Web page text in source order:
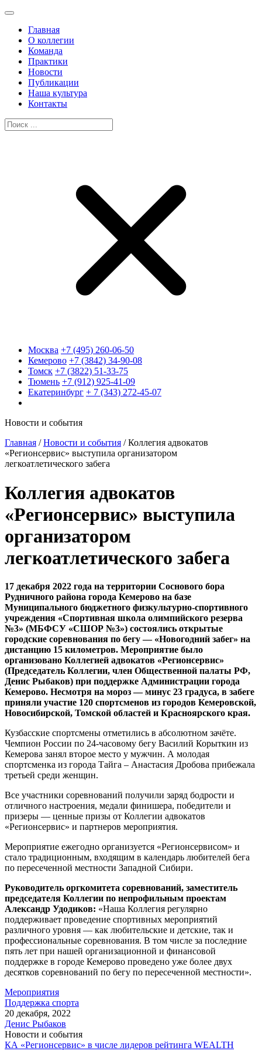
Главная
О коллегии
Команда
Практики
Новости
Публикации
Наша культура
Контакты
Москва +7 (495) 260-06-50
Кемерово +7 (3842) 34-90-08
Томск +7 (3822) 51-33-75
Тюмень +7 (912) 925-41-09
Екатеринбург + 7 (343) 272-45-07
Новости и события
Главная /Новости и события /Коллегия адвокатов
«Регионсервис» выступила организатором
легкоатлетического забега
Коллегия адвокатов
«Регионсервис» выступила
организатором
легкоатлетического забега
17 декабря 2022 года на территории Соснового бора
Рудничного района города Кемерово на базе
Муниципального бюджетного физкультурно-спортивного
учреждения «Спортивная школа олимпийского резерва
№3» (МБФСУ «СШОР №3») состоялись открытые
городские соревнования по бегу — «Новогодний забег» на
дистанцию 15 километров. Мероприятие было
организовано Коллегией адвокатов «Регионсервис»
(Председатель Коллегии, член Общественной палаты РФ,
Денис Рыбаков) при поддержке Администрации города
Кемерово. Несмотря на мороз — минус 23 градуса, в забеге
приняли участие 120 спортсменов из городов Кемеровской,
Новосибирской, Томской областей и Красноярского края.
Кузбасские спортсмены отметились в абсолютном зачёте.
Чемпион России по 24-часовому бегу Василий Корыткин из
Кемерова занял второе место у мужчин. А молодая
спортсменка из города Тайга – Анастасия Дробова прибежала
третьей среди женщин.
Все участники соревнований получили заряд бодрости и
отличного настроения, медали финишера, победители и
призеры — ценные призы от Коллегии адвокатов
«Регионсервис» и партнеров мероприятия.
Мероприятие ежегодно организуется «Регионсервисом» и
стало традиционным, входящим в календарь любителей бега
по пересеченной местности Западной Сибири.
Руководитель оргкомитета соревнований, заместитель
председателя Коллегии по непрофильным проектам
Александр Удодиков: «Наша Коллегия регулярно
поддерживает проведение спортивных мероприятий
различного уровня — как любительские и детские, так и
профессиональные соревнования. В том числе за последние
пять лет при нашей организационной и финансовой
поддержке в городе Кемерово проведено уже более двух
десятков соревнований по бегу по пересеченной местности».
Мероприятия
Поддержка спорта
20 декабря, 2022
Денис Рыбаков
Новости и события
КА «Регионсервис» в числе лидеров рейтинга WEALTH